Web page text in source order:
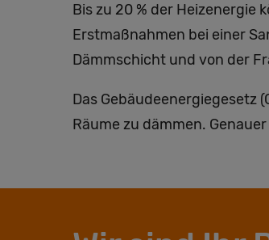
Bis zu 20 % der Heizenergie
Erstmaßnahmen bei einer
Dämmschicht und von der
Das Gebäudeenergiegesetz
Räume zu dämmen.